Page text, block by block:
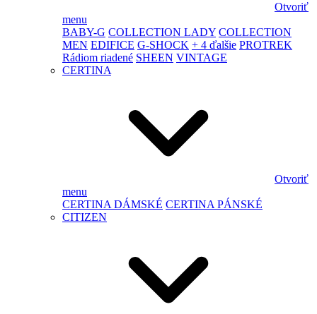
Otvoriť
menu
BABY-G COLLECTION LADY COLLECTION
MEN EDIFICE G-SHOCK + 4 ďalšie PROTREK
Rádiom riadené SHEEN VINTAGE
CERTINA
Otvoriť
menu
CERTINA DÁMSKÉ CERTINA PÁNSKÉ
CITIZEN